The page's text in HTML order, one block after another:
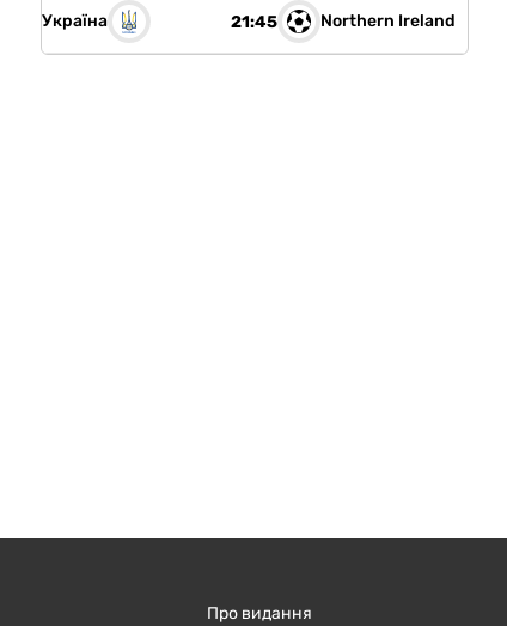
Україна 21:45 Northern Ireland
Про видання